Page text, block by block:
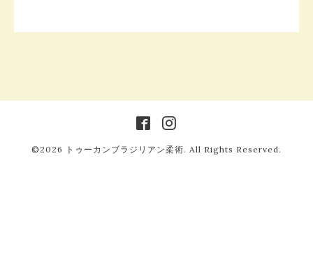
©2026 トゥーカンブラジリアン柔術. All Rights Reserved.